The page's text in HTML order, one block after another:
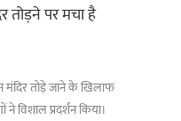
तोड़ने पर मचा है
तोड़े जाने के खिलाफ
विशाल प्रदर्शन किया।